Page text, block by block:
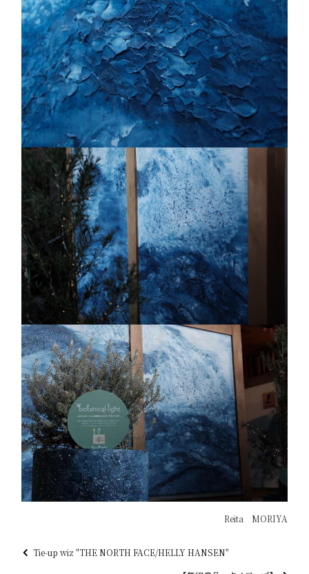
Reita MORIYA
Tie-up wiz "THE NORTH FACE/HELLY HANSEN"